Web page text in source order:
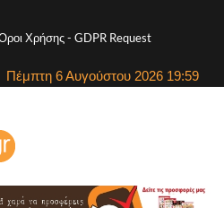
Χρήσης- GDPR Request
Πέμπτη 6 Αυγούστου 2026 19:59